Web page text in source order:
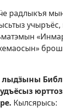
радлыкъя
лыдӟыны
Кылсярысь: